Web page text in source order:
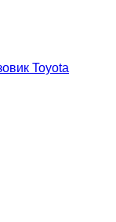
Toyota